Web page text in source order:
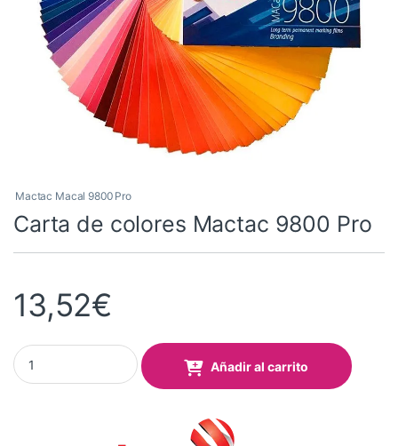
Mactac Macal 9800 Pro
Carta de colores Mactac 9800 Pro
13,52€
Carta de colores Mactac 9800 Pro quantity
Añadir al carrito